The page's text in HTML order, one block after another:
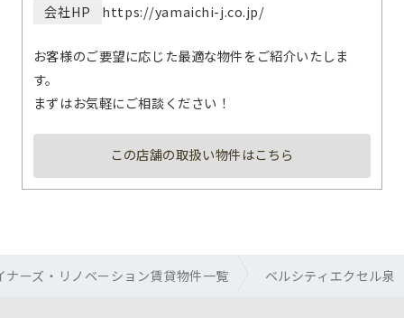
会社HP
https://yamaichi-j.co.jp/
お客様のご要望に応じた最適な物件をご紹介いたしま
す。
まずはお気軽にご相談ください！
この店舗の取扱い物件はこちら
ナーズ・リノベーション賃貸物件一覧 ベルシティエクセル泉